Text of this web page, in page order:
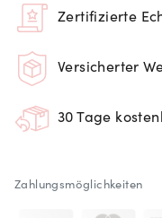
Zertifizierte
Versicherter
30 Tage
Zahlungsmöglichkeiten